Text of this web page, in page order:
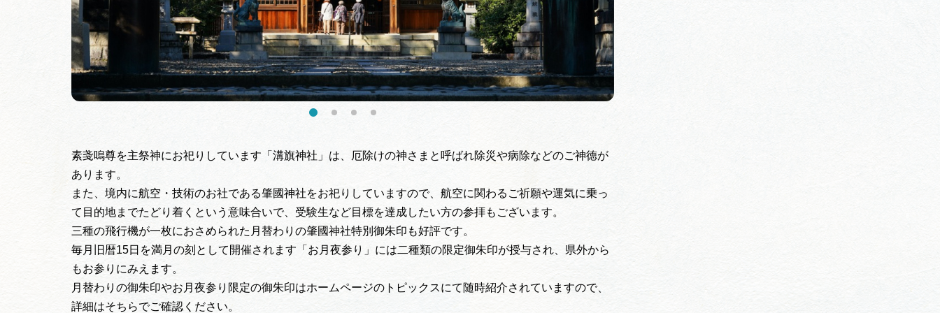
素戔嗚尊を主祭神にお祀りしています「溝旗神社」は、厄除けの神さまと呼ばれ除災や病除などのご神徳が
あります。
また、境内に航空・技術のお社である肇國神社をお祀りしていますので、航空に関わるご祈願や運気に乗っ
て目的地までたどり着くという意味合いで、受験生など目標を達成したい方の参拝もございます。
三種の飛行機が一枚におさめられた月替わりの肇國神社特別御朱印も好評です。
毎月旧暦15日を満月の刻として開催されます「お月夜参り」には二種類の限定御朱印が授与され、県外から
もお参りにみえます。
月替わりの御朱印やお月夜参り限定の御朱印はホームページのトピックスにて随時紹介されていますので、
詳細はそちらでご確認ください。